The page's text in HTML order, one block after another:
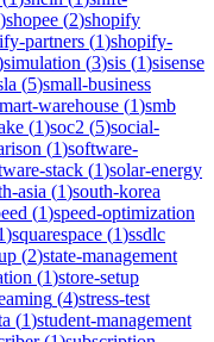
)shopee (2)shopify
partners (1)shopify-
simulation (3)sis (1)sisense
(5)small-business
warehouse (1)smb
(1)soc2 (5)social-
(1)software-
stack (1)solar-energy
asia (1)south-korea
(1)speed-optimization
)squarespace (1)ssdlc
(2)state-management
(1)store-setup
(4)stress-test
(1)student-management